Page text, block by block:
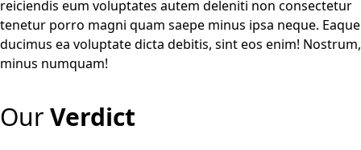
reiciendis eum voluptates autem deleniti non consectetur
tenetur porro magni quam saepe minus ipsa neque. Eaque
ducimus ea voluptate dicta debitis, sint eos enim! Nostrum,
minus numquam!
OurVerdict